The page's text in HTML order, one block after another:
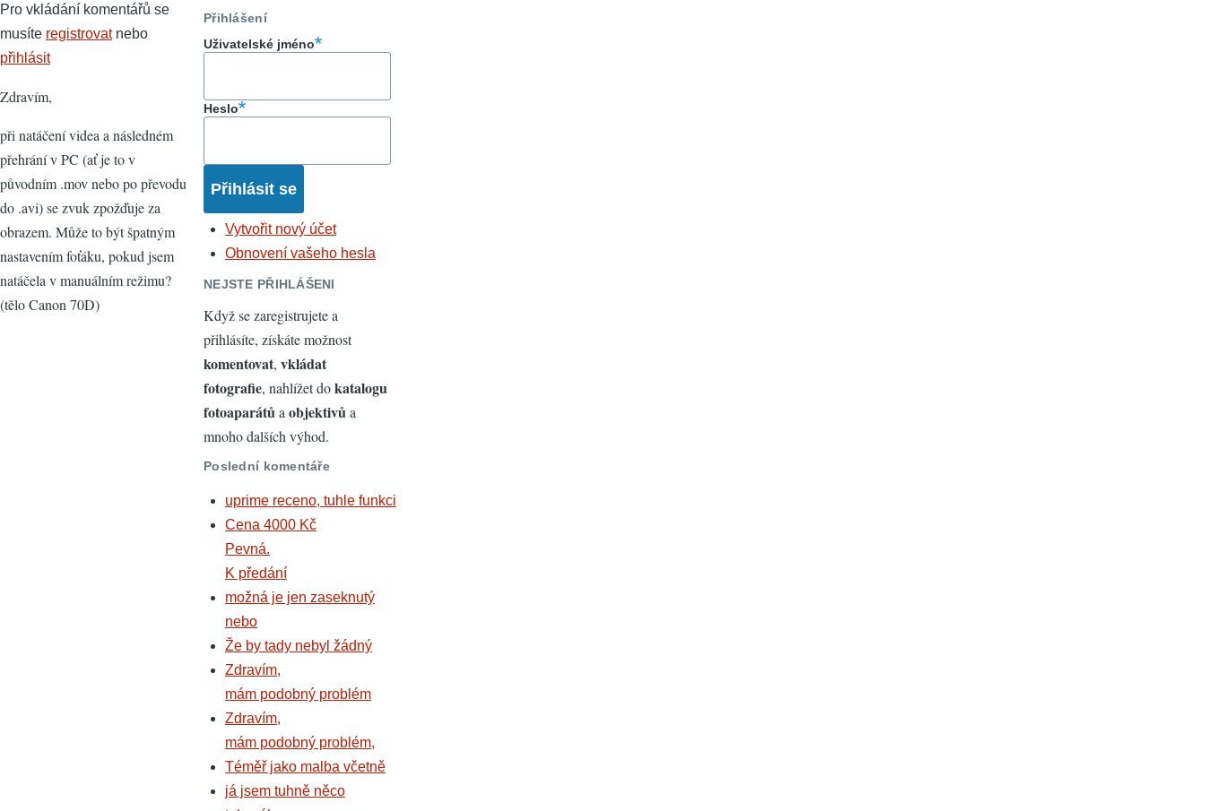
Pro vkládání komentářů se
musíte registrovatnebo
přihlásit
Zdravím,
při natáčení videa a následném
přehrání v PC (ať je to v
původním .mov nebo po převodu
do .avi) se zvuk zpožďuje za
obrazem. Může to být špatným
nastavením foťáku, pokud jsem
natáčela v manuálním režimu?
(tělo Canon 70D)
Přihlášení
Uživatelské jméno
Heslo
Vytvořit nový účet
Obnovení vašeho hesla
NEJSTE PŘIHLÁŠENI
Když se zaregistrujete a
přihlásíte, získáte možnost
komentovat, vkládat
fotografie, nahlížet dokatalogu
fotoaparátůa objektivůa
mnoho dalších výhod.
Poslední komentáře
uprime receno, tuhle funkci
Cena 4000 Kč
Pevná.
K předání
možná je jen zaseknutý
nebo
Že by tady nebyl žádný
Zdravím,
mám podobný problém
Zdravím,
mám podobný problém,
Téměř jako malba včetně
já jsem tuhně něco